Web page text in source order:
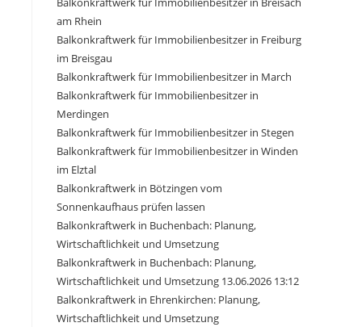
am Rhein
Balkonkraftwerk für Immobilienbesitzer in Freiburg
im Breisgau
Balkonkraftwerk für Immobilienbesitzer in March
Balkonkraftwerk für Immobilienbesitzer in
Merdingen
Balkonkraftwerk für Immobilienbesitzer in Stegen
Balkonkraftwerk für Immobilienbesitzer in Winden
im Elztal
Balkonkraftwerk in Bötzingen vom
Sonnenkaufhaus prüfen lassen
Balkonkraftwerk in Buchenbach: Planung,
Wirtschaftlichkeit und Umsetzung
Balkonkraftwerk in Buchenbach: Planung,
Wirtschaftlichkeit und Umsetzung 13.06.2026 13:12
Balkonkraftwerk in Ehrenkirchen: Planung,
Wirtschaftlichkeit und Umsetzung